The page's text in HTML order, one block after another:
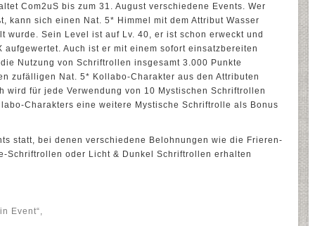
Com2uS bis zum 31. August verschiedene Events. Wer
kann sich einen Nat. 5* Himmel mit dem Attribut Wasser
wurde. Sein Level ist auf Lv. 40, er ist schon erweckt und
Auch ist er mit einem sofort einsatzbereiten
Nutzung von Schriftrollen insgesamt 3.000 Punkte
zufälligen Nat. 5* Kollabo-Charakter aus den Attributen
wird für jede Verwendung von 10 Mystischen Schriftrollen
Charakters eine weitere Mystische Schriftrolle als Bonus
statt, bei denen verschiedene Belohnungen wie die Frieren-
Schriftrollen oder Licht & Dunkel Schriftrollen erhalten
Event“,